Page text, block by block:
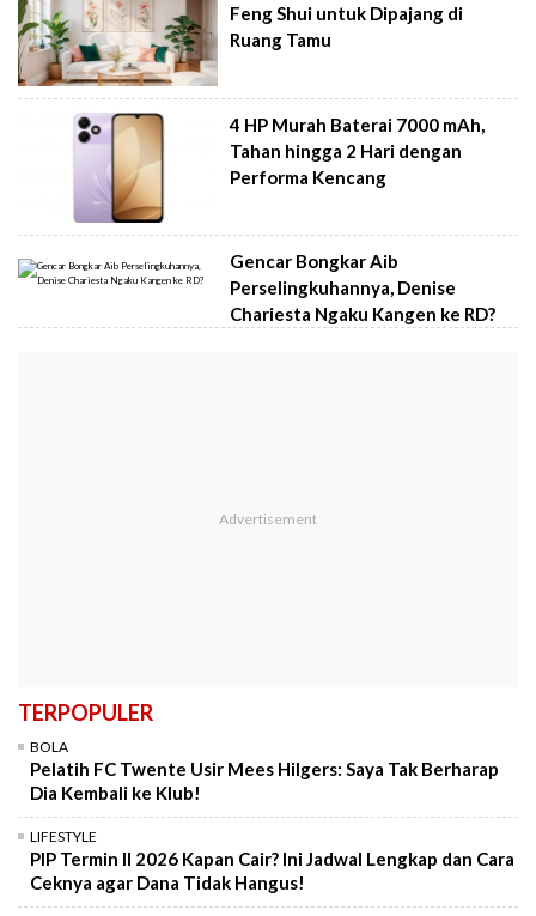
Feng Shui untuk Dipajang di
Ruang Tamu
4 HP Murah Baterai 7000 mAh,
Tahan hingga 2 Hari dengan
Performa Kencang
Gencar Bongkar Aib
Perselingkuhannya, Denise
Chariesta Ngaku Kangen ke RD?
TERPOPULER
BOLA
Pelatih FC Twente Usir Mees Hilgers: Saya Tak Berharap
Dia Kembali ke Klub!
LIFESTYLE
PIP Termin II 2026 Kapan Cair? Ini Jadwal Lengkap dan Cara
Ceknya agar Dana Tidak Hangus!